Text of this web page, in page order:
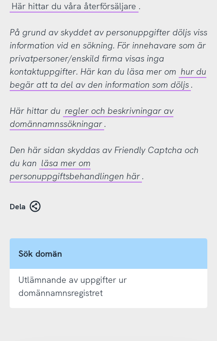
Här hittar du våra återförsäljare .
På grund av skyddet av personuppgifter döljs viss
information vid en sökning. För innehavare som är
privatpersoner/enskild firma visas inga
kontaktuppgifter. Här kan du läsa mer om hur du
begär att ta del av den information som döljs .
Här hittar du regler och beskrivningar av
domännamnssökningar .
Den här sidan skyddas av Friendly Captcha och
du kan läsa mer om
personuppgiftsbehandlingen här .
Dela
Sök domän
Utlämnande av uppgifter ur
domännamnsregistret